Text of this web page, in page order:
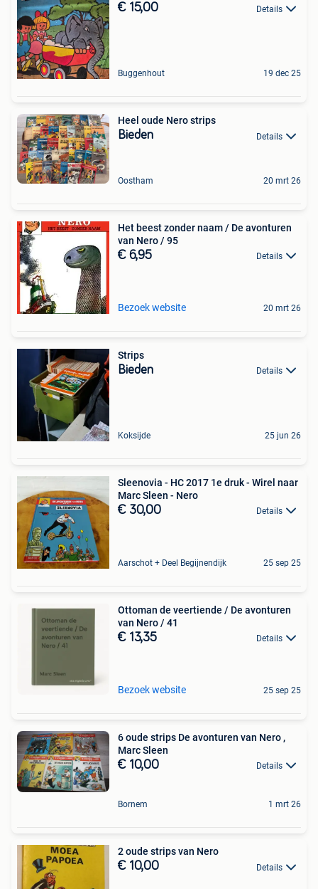
€ 15,00 Details
Buggenhout 19 dec 25
Heel oude Nero strips
Bieden Details
Oostham 20 mrt 26
Het beest zonder naam / De avonturen
van Nero / 95
€ 6,95 Details
Bezoek website 20 mrt 26
Strips
Bieden Details
Koksijde 25 jun 26
Sleenovia - HC 2017 1e druk - Wirel naar
Marc Sleen - Nero
€ 30,00 Details
Aarschot + Deel Begijnendijk 25 sep 25
Ottoman de veertiende / De avonturen
van Nero / 41
€ 13,35 Details
Bezoek website 25 sep 25
6 oude strips De avonturen van Nero ,
Marc Sleen
€ 10,00 Details
Bornem 1 mrt 26
2 oude strips van Nero
€ 10,00 Details